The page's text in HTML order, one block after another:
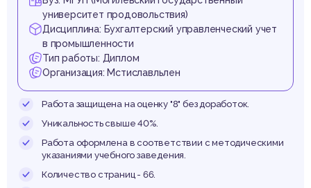
университет продовольствия)
Дисциплина: Бухгалтерский управленческий учет
в промышленности
Тип работы: Диплом
Организация: Мстиславльлен
Работа защищена на оценку "8" без доработок.
Уникальность свыше 40%.
Работа оформлена в соответствии с методическими
указаниями учебного заведения.
Количество страниц - 66.